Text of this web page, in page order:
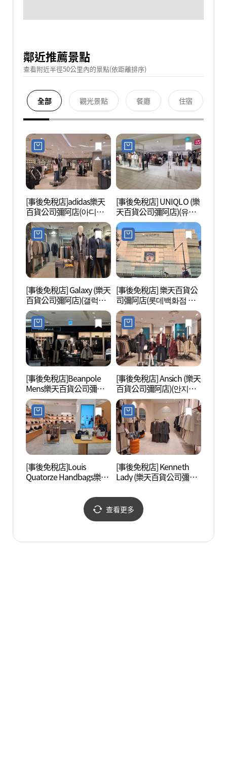
鄰近推薦景點
查看附近半徑50公里內的景點(依距離排序)
全部 觀光景點 餐廳 住宿
[事後免稅店]adidas樂天
百貨公司彌阿店(아디다
스 롯데백화점 미아점)
[事後免稅店] UNIQLO (樂
天百貨公司彌阿店)(유니
클로 롯데백화점 미아점)
[事後免稅店] Galaxy (樂天
百貨公司彌阿店)(갤럭시
롯데백화점 미아점)
[事後免稅店] 樂天百貨公
司彌阿店(롯데백화점 미
아점)
[事後免稅店]Beanpole
Mens樂天百貨公司彌阿
店(빈폴맨즈 롯데백화점
미아점)
[事後免稅店] Ansich (樂天
百貨公司彌阿店)(안지크
롯데백화점 미아점)
[事後免稅店]Louis
Quatorze Handbags樂天
또즈 핸드백 롯데백화점
[事後免稅店] Kenneth
Lady (樂天百貨公司彌阿
화점 미아점)
查看更多